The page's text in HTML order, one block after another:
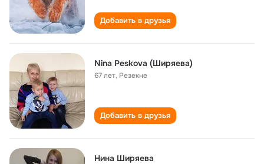
Добавить в друзья
Nina Peskova (Ширяева)
67 лет, Резекне
Добавить в друзья
Нина Ширяева